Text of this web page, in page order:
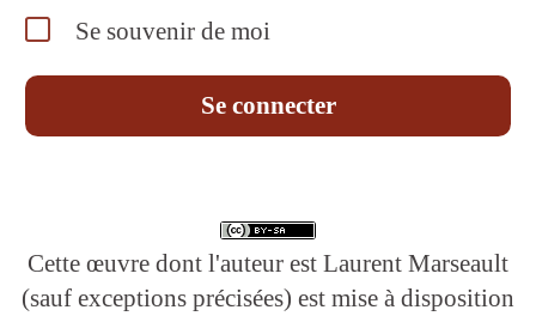
Se souvenir de moi
Se connecter
Cette œuvre dont l'auteur est Laurent Marseault
(sauf exceptions précisées) est mise à disposition